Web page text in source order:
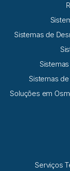
Sistemas de
Sistemas
Soluções em
Serviços